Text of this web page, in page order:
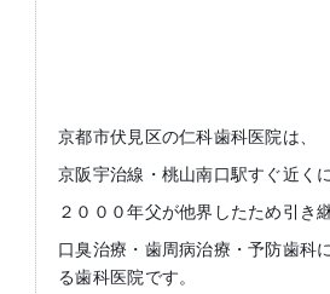
京都市伏見区の仁科歯科医院は、
京阪宇治線・桃山南口駅すぐ近く
２０００年父が他界したため引き継
口臭治療・歯周病治療・予防歯科
る歯科医院です。